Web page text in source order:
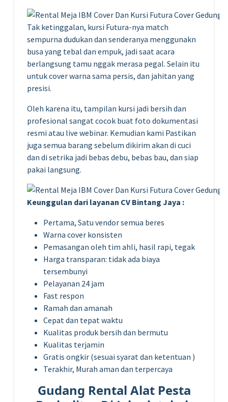
Tak ketinggalan, kursi Futura-nya match
sempurna dudukan dan senderanya menggunakn
busa yang tebal dan empuk, jadi saat acara
berlangsung tamu nggak merasa pegal. Selain itu
untuk cover warna sama persis, dan jahitan yang
presisi.
Oleh karena itu, tampilan kursi jadi bersih dan
profesional sangat cocok buat foto dokumentasi
resmi atau live webinar. Kemudian kami Pastikan
juga semua barang sebelum dikirim akan di cuci
dan di setrika jadi bebas debu, bebas bau, dan siap
pakai langsung.
Keunggulan dari layanan CV Bintang Jaya :
Pertama, Satu vendor semua beres
Warna cover konsisten
Pemasangan oleh tim ahli, hasil rapi, tegak
Harga transparan: tidak ada biaya
tersembunyi
Pelayanan 24 jam
Fast respon
Ramah dan amanah
Cepat dan tepat waktu
Kualitas produk bersih dan bermutu
Kualitas terjamin
Gratis ongkir (sesuai syarat dan ketentuan )
Terakhir, Murah aman dan terpercaya
Gudang Rental Alat Pesta